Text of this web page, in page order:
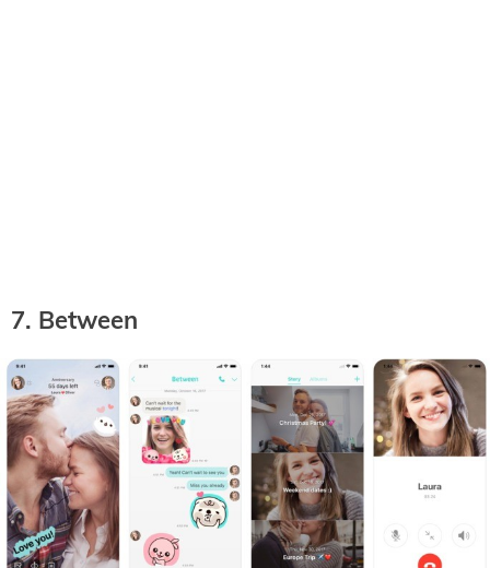
7. Between